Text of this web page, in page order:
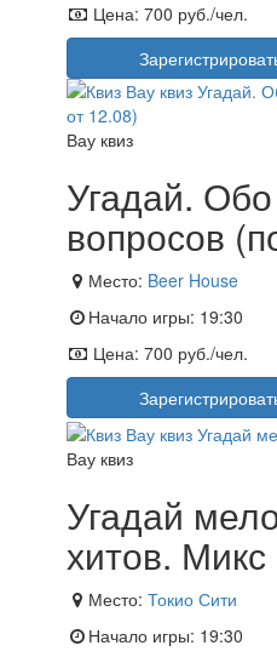
Цена: 700 руб./чел.
Вау квиз
Угадай.
вопросов
Место: Beer House
Начало игры: 19:30
Цена: 700 руб./чел.
Вау квиз
Угадай
хитов. Микс
Место: Токио Сити
Начало игры: 19:30